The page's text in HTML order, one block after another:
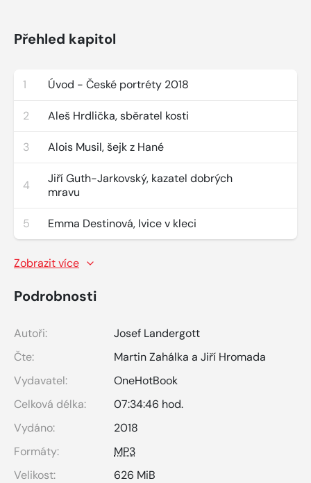
Přehled kapitol
1 Úvod - České portréty 2018
2 Aleš Hrdlička, sběratel kosti
3 Alois Musil, šejk z Hané
4
Jiří Guth-Jarkovský, kazatel dobrých
mravu
5 Emma Destinová, lvice v kleci
Zobrazit více
Podrobnosti
Autoři:
Josef Landergott
Čte:
Martin Zahálka a Jiří Hromada
Vydavatel:
OneHotBook
Celková délka:
07:34:46 hod.
Vydáno:
2018
Formáty:
MP3
Velikost:
626 MiB